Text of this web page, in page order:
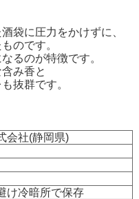
袋に圧力をかけずに、
のです。
るのが特徴です。
み香と
抜群です。
会社(静岡県)
け冷暗所で保存